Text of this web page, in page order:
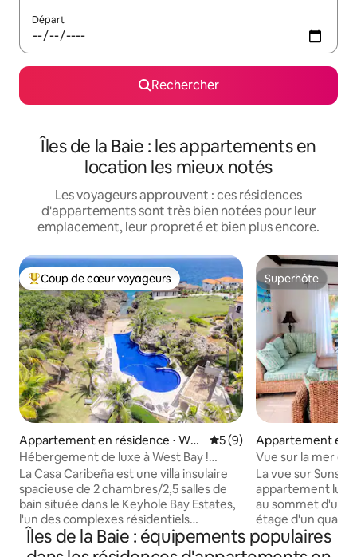
Départ
Rechercher
Îles de la Baie : les appartements en
location les mieux notés
Les voyageurs approuvent : ces résidences
d'appartements sont très bien notées pour leur
emplacement, leur propreté et bien plus encore.
Coups de cœur voyageurs les plus appréciés
Coup de cœur voyageurs
Appartement en résidence ⋅ Wes
t Bay
Évaluation moyenne sur
5 (9)
Hébergement de luxe à West Bay !
Magnifique piscine !
La Casa Caribeña est une villa insulaire
spacieuse de 2 chambres/2,5 salles de
bain située dans le Keyhole Bay Estates,
l'un des complexes résidentiels
sécurisés les plus exclusifs de West Bay,
sur l'île de Roatán, au Honduras. Sortez
Superhôte
Superhôte
Appartement en
West End
Vue sur la mer et
La vue sur Sunset
appartement
au sommet d'une
étage d'un
West End. Un
l'utilisation de la
Îles de la Baie : équipements populaires